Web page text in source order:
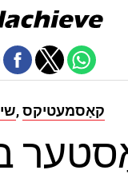
, קאָסמעטיקס